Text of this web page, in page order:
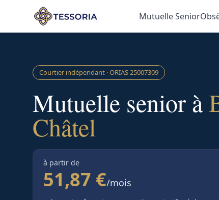
Aller au contenu principal
Mutuelle Senior
Courtier indépendant · ORIAS25007309
Mutuelle senior à
Châtel
à partir de
51,87 €/mois